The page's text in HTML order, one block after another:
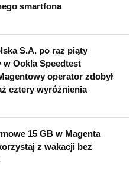
smartfona
S.A. po raz piąty
w Ookla Speedtest
operator zdobył
cztery wyróżnienia
15 GB w Magenta
z wakacji bez